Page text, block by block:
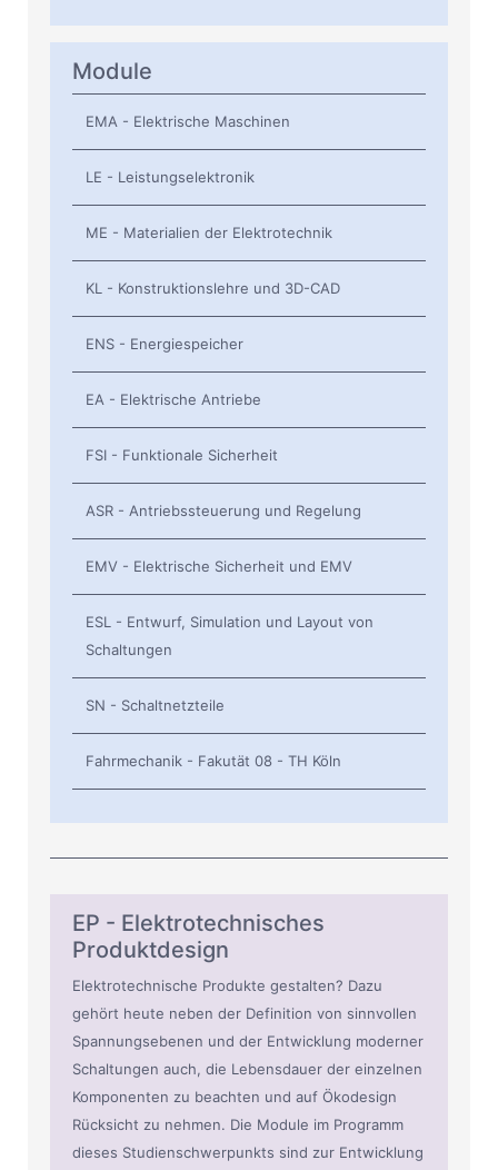
Module
EMA - Elektrische Maschinen
LE - Leistungselektronik
ME - Materialien der Elektrotechnik
KL - Konstruktionslehre und 3D-CAD
ENS - Energiespeicher
EA - Elektrische Antriebe
FSI - Funktionale Sicherheit
ASR - Antriebssteuerung und Regelung
EMV - Elektrische Sicherheit und EMV
ESL - Entwurf, Simulation und Layout von
Schaltungen
SN - Schaltnetzteile
Fahrmechanik - Fakutät 08 - TH Köln
EP - Elektrotechnisches
Produktdesign
Elektrotechnische Produkte gestalten? Dazu
gehört heute neben der Definition von sinnvollen
Spannungsebenen und der Entwicklung moderner
Schaltungen auch, die Lebensdauer der einzelnen
Komponenten zu beachten und auf Ökodesign
Rücksicht zu nehmen. Die Module im Programm
dieses Studienschwerpunkts sind zur Entwicklung